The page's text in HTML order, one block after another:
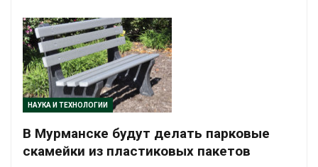
НАУКА И ТЕХНОЛОГИИ
В Мурманске будут делать парковые
скамейки из пластиковых пакетов